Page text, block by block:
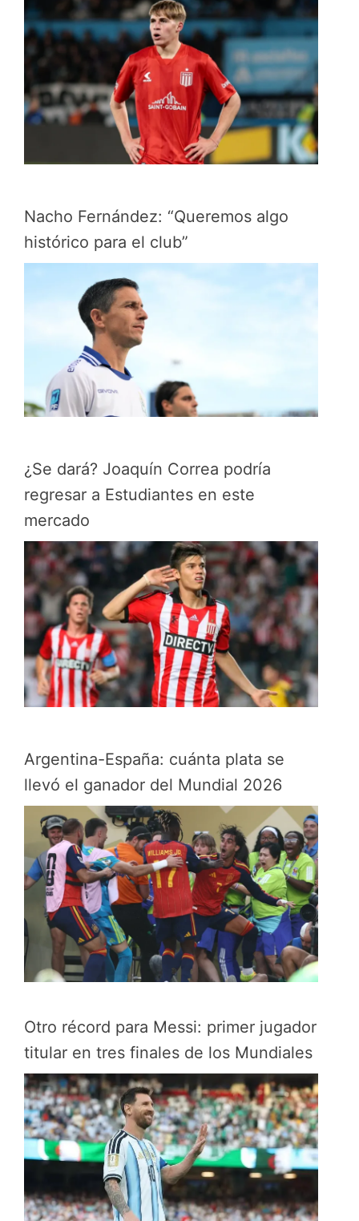
Nacho Fernández: “Queremos algo
histórico para el club”
¿Se dará? Joaquín Correa podría
regresar a Estudiantes en este
mercado
Argentina-España: cuánta plata se
llevó el ganador del Mundial 2026
Otro récord para Messi: primer jugador
titular en tres finales de los Mundiales